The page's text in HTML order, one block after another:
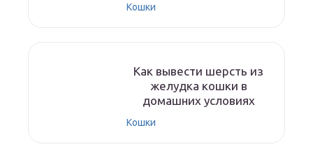
Кошки
Как вывести шерсть из
желудка кошки в
домашних условиях
Кошки